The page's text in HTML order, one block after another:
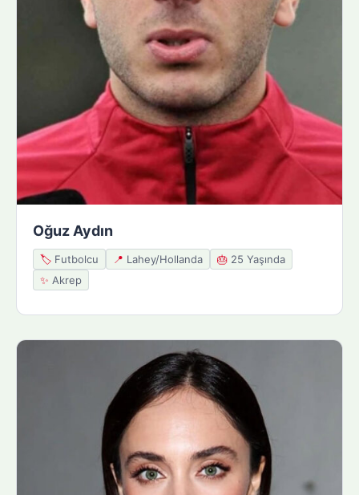
Oğuz Aydın
🏷️ Futbolcu 📍 Lahey/Hollanda 🎂 25 Yaşında
✨ Akrep